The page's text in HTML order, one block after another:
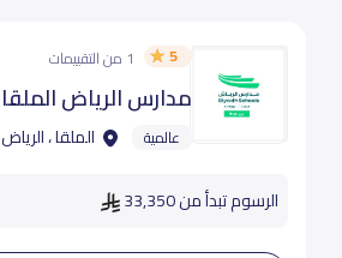
5 1 من التقييمات
مدارس الرياض الملقا
عالمية الملقا ، الرياض
الرسوم تبدأ من 33,350